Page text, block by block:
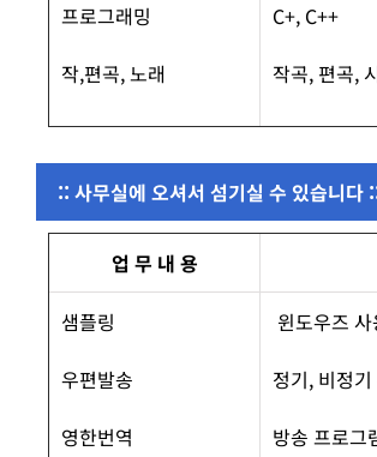
프로그래밍
작,편곡, 노래
C+, C++
작곡, 편곡,
:: 사무실에 오셔서 섬기실 수 있습니다
업 무 내 용
샘플링
우편발송
영한번역
윈도우즈
정기, 비정
방송 프로그